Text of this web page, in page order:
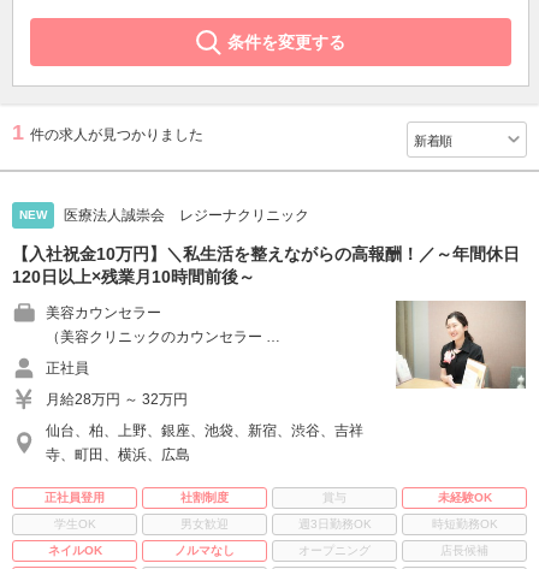
条件を変更する
1 件の求人が見つかりました
NEW 医療法人誠崇会 レジーナクリニック
【入社祝金10万円】＼私生活を整えながらの高報酬！／～年間休日
120日以上×残業月10時間前後～
美容カウンセラー
（美容クリニックのカウンセラー …
正社員
月給28万円 ～ 32万円
仙台、柏、上野、銀座、池袋、新宿、渋谷、吉祥
寺、町田、横浜、広島
正社員登用 社割制度 賞与
未経験OK
学生OK
男女歓迎 週3日勤務OK
時短勤務OK
ネイルOK
ノルマなし オープニング
店長候補